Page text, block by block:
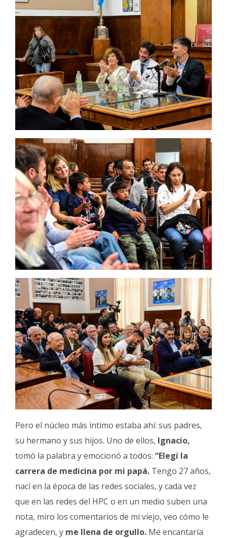
Pero el núcleo más íntimo estaba ahí: sus padres,
su hermano y sus hijos. Uno de ellos, Ignacio,
tomó la palabra y emocionó a todos: “Elegí la
carrera de medicina por mi papá. Tengo 27 años,
nací en la época de las redes sociales, y cada vez
que en las redes del HPC o en un medio suben una
nota, miro los comentarios de mi viejo, veo cómo le
agradecen, y me llena de orgullo. Me encantaría